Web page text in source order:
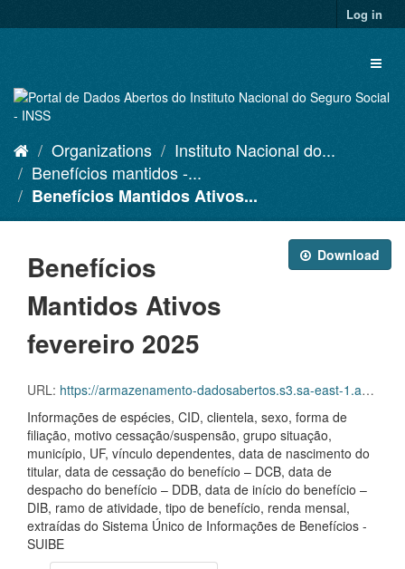
to
Log in
Organizations
Instituto Nacional do...
Benefícios mantidos -...
Benefícios Mantidos Ativos...
Download
Benefícios
Mantidos Ativos
fevereiro 2025
URL: https://armazenamento-dadosabertos.s3.sa-east-1.amazonaws.com/PDA_2023_2025/Grupos_de_dados/Benef%C3%ADcios+mantidos/D.SDA.PDA.004.MANATIVOS.202502.CVS.ZIP
Informações de espécies, CID, clientela, sexo, forma de
filiação, motivo cessação/suspensão, grupo situação,
município, UF, vínculo dependentes, data de nascimento do
titular, data de cessação do benefício – DCB, data de
despacho do benefício – DDB, data de início do benefício –
DIB, ramo de atividade, tipo de benefício, renda mensal,
extraídas do Sistema Único de Informações de Benefícios -
SUIBE